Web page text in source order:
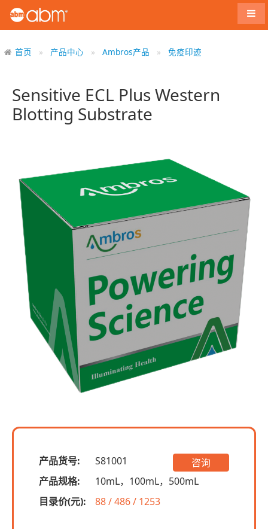
导
首页 产品中心 Ambros产品 免疫印迹
Sensitive ECL Plus Western
Blotting Substrate
产品货号: S81001
咨询
产品规格:
10mL，100mL，500mL
目录价(元):
88 / 486 / 1253